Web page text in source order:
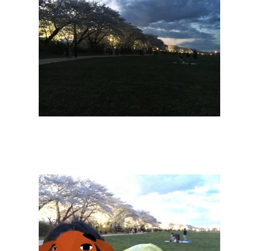
Knowledg
私の山道具
100 yen item
Man and Wife
About
Instagram
Facebook
Contact
Site map